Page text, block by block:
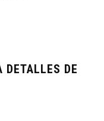
DETALLES DE